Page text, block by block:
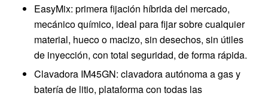
EasyMix: primera fijación híbrida del mercado,
mecánico químico, ideal para fijar sobre cualquier
material, hueco o macizo, sin desechos, sin útiles
de inyección, con total seguridad, de forma rápida.
Clavadora IM45GN: clavadora autónoma a gas y
batería de litio, plataforma con todas las